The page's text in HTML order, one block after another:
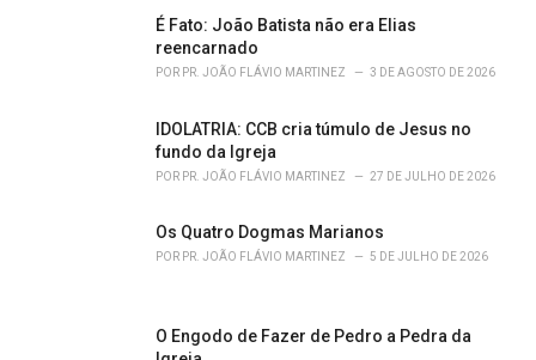
É Fato: João Batista não era Elias
reencarnado
POR PR. JOÃO FLÁVIO MARTINEZ 3 DE AGOSTO DE 2026
IDOLATRIA: CCB cria túmulo de Jesus no
fundo da Igreja
POR PR. JOÃO FLÁVIO MARTINEZ 27 DE JULHO DE 2026
Os Quatro Dogmas Marianos
POR PR. JOÃO FLÁVIO MARTINEZ 5 DE JULHO DE 2026
O Engodo de Fazer de Pedro a Pedra da